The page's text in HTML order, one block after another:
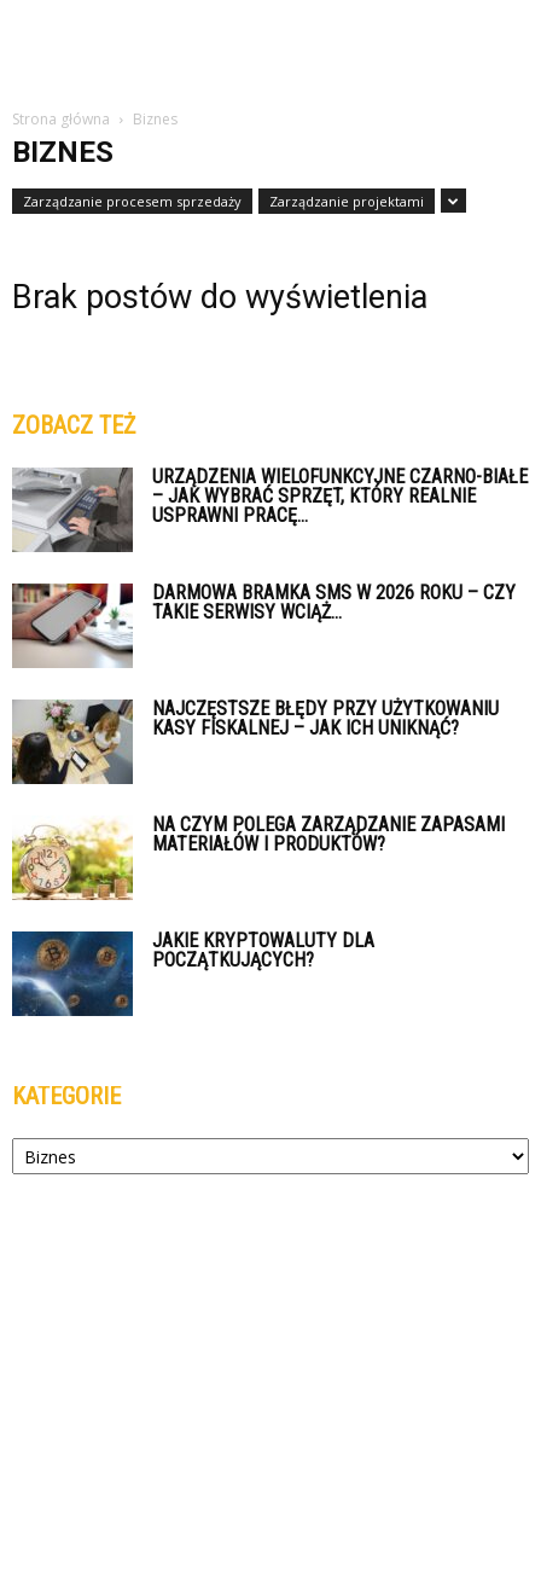
Strona główna Biznes
BIZNES
Zarządzanie procesem sprzedaży Zarządzanie projektami
Brak postów do wyświetlenia
ZOBACZ TEŻ
URZĄDZENIA WIELOFUNKCYJNE CZARNO-BIAŁE
– JAK WYBRAĆ SPRZĘT, KTÓRY REALNIE
USPRAWNI PRACĘ...
DARMOWA BRAMKA SMS W 2026 ROKU – CZY
TAKIE SERWISY WCIĄŻ...
NAJCZĘSTSZE BŁĘDY PRZY UŻYTKOWANIU
KASY FISKALNEJ – JAK ICH UNIKNĄĆ?
NA CZYM POLEGA ZARZĄDZANIE ZAPASAMI
MATERIAŁÓW I PRODUKTÓW?
JAKIE KRYPTOWALUTY DLA
POCZĄTKUJĄCYCH?
KATEGORIE
Kategorie